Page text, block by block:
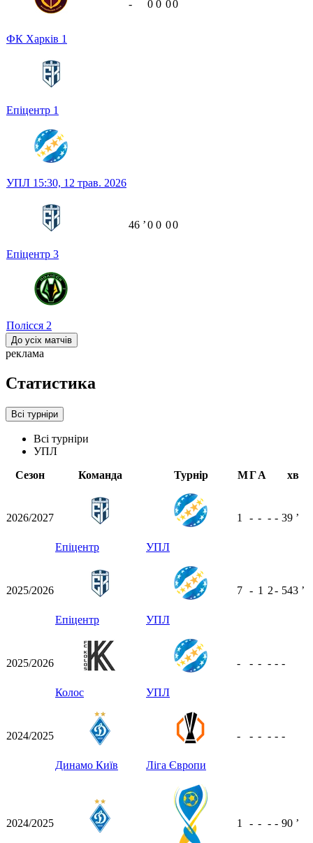
ФК Харків 1
Епіцентр 1
- 0 0 00
УПЛ 15:30, 12 трав. 2026
Епіцентр 3
Полісся 2
46 ʼ0 0 00
До усіх матчів
реклама
Статистика
Всі турніри
Всі турніри
УПЛ
Сезон
Команда Турнір МГА хв
2026/2027
Епіцентр УПЛ
1 - - - - 39 ʼ
2025/2026
Епіцентр УПЛ
7 - 1 2- 543 ʼ
2025/2026
Колос УПЛ
- - - - - -
2024/2025
Динамо Київ Ліга Європи
- - - - - -
2024/2025 1 - - - - 90 ʼ